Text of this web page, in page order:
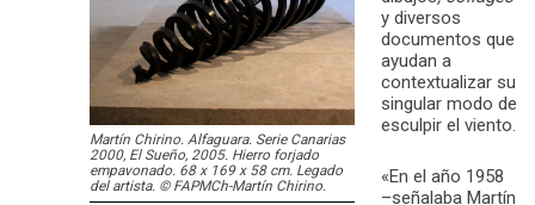
Martín Chirino. Alfaguara. Serie Canarias
2000, El Sueño, 2005. Hierro forjado
empavonado. 68 x 169 x 58 cm. Legado
del artista. © FAPMCh-Martín Chirino.
y diversos
documentos que
ayudan a
contextualizar su
singular modo de
esculpir el viento.
«En el año 1958
–señalaba Martín